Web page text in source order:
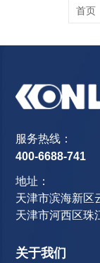
首页
服务热线：
400-6688-741
地址：
天津市滨海新区
天津市河西区珠
关于我们